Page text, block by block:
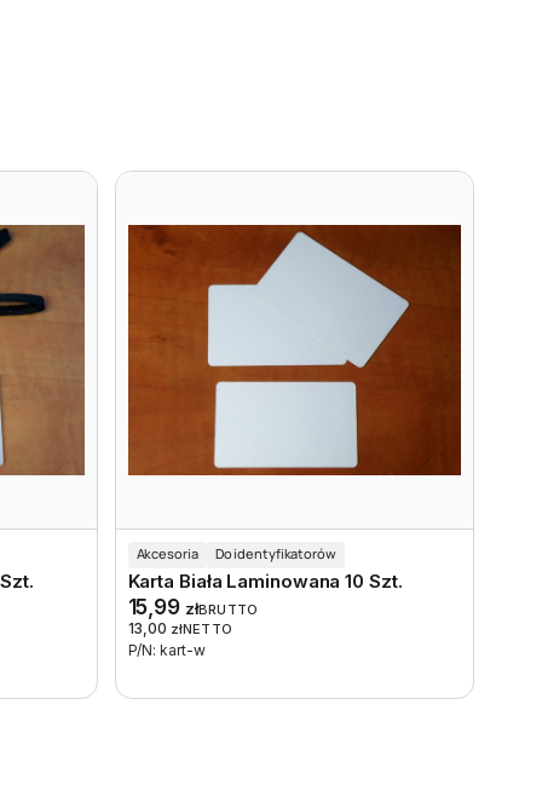
Akcesoria Do identyfikatorów
Karta Biała Laminowana 10 Szt.
15,99 złBRUTTO
13,00 złNETTO
P/N: kart-w